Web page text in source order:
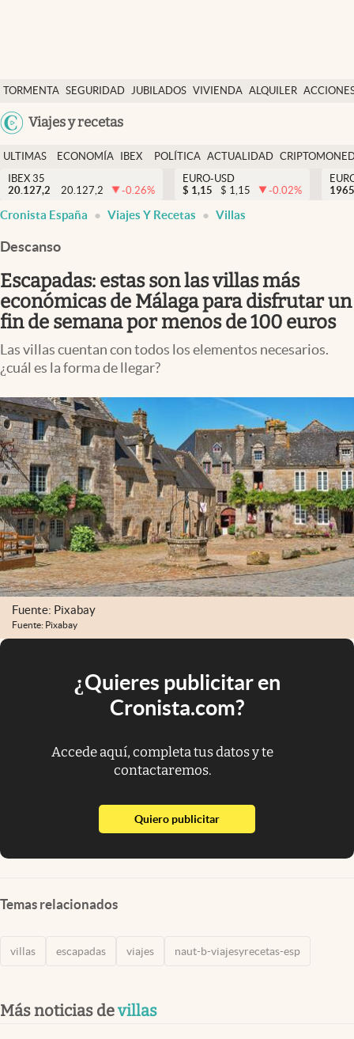
TORMENTA SEGURIDAD JUBILADOS VIVIENDA ALQUILER
Viajes y recetas
Economía y finanzas
Política
Actualidad
Criptomonedas
España
ULTIMAS
NOTICIAS
ECONOMÍA
FINANZAS
IBEX
EURO
POLÍTICA ACTUALIDAD
IBEX 35
20.127,2
20.127,2 -0.26%
EURO-USD
$ 1,15 $ 1,15 -0.02%
Cronista España Viajes Y Recetas Villas
Descanso
Escapadas: estas son las villas más
económicas de Málaga para disfrutar un
fin de semana por menos de 100 euros
Las villas cuentan con todos los elementos necesarios.
¿cuál es la forma de llegar?
Fuente: Pixabay
Fuente: Pixabay
¿Quieres publicitar en
Cronista.com?
Accede aquí, completa tus datos y te
contactaremos.
Quiero publicitarabre en nueva pestaña
Temas relacionados
villas escapadas viajes naut-b-viajesyrecetas-esp
Más noticias devillas